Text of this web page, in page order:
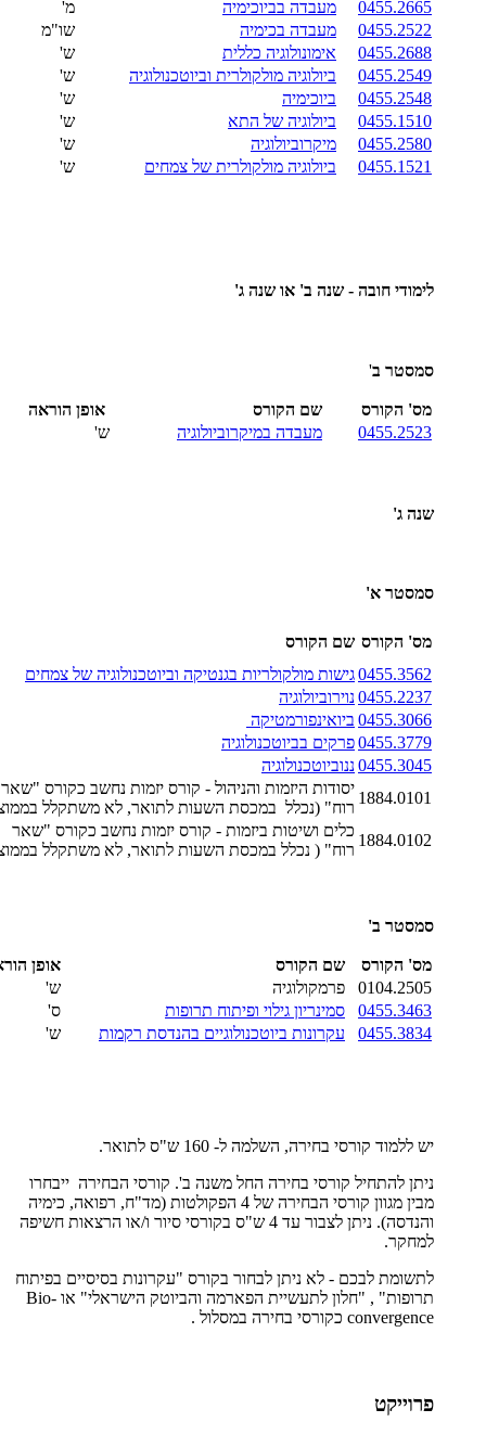
0455.2665 מעבדה בביוכימיה
מ'
0455.2522
מעבדה בכימיה
שו"מ
0455.2688
אימונולוגיה כללית
ש'
0455.2549
ביולוגיה מולקולרית וביוטכנולוגיה
ש'
0455.2548
ביוכימיה
ש'
0455.1510
ביולוגיה של התא
ש'
0455.2580
מיקרוביולוגיה
ש'
0455.1521
ביולוגיה מולקולרית של צמחים ש'
לימודי חובה - שנה ב' או שנה ג'
סמסטר ב'
מס' הקורס שם הקורס
אופן הוראה
0455.2523
מעבדה במיקרוביולוגיה ש'
שנה ג'
סמסטר א'
מס' הקורס שם הקורס
0455.3562גישות מולקולריות בגנטיקה וביוטכנולוגיה של צמחים
0455.2237נוירוביולוגיה
0455.3066 ביואינפורמטיקה
0455.3779פרקים בביוטכנולוגיה
0455.3045ננוביוטכנולוגיה
1884.0101
יסודות היזמות והניהול - קורס יזמות נחשב כקורס "שאר
רוח" (נכלל במכסת השעות לתואר, לא משתקלל
1884.0102
כלים ושיטות ביזמות - קורס יזמות נחשב כקורס "שאר
רוח" ( נכלל במכסת השעות לתואר, לא משתקלל
סמסטר ב'
מס' הקורס שם הקורס
אופן
0104.2505
פרמקולוגיה
ש'
0455.3463
סמינריון גילוי ופיתוח תרופות
ס'
0455.3834
עקרונות ביוטכנולוגיים בהנדסת רקמות ש'
יש ללמוד קורסי בחירה, השלמה ל- 160 ש"ס לתואר.
ניתן להתחיל קורסי בחירה החל משנה ב'. קורסי הבחירה ייבחרו
מבין מגוון קורסי הבחירה של 4 הפקולטות (מד"ח, רפואה, כימיה
והנדסה). ניתן לצבור עד 4 ש"ס בקורסי סיור ו/או הרצאות חשיפה
למחקר.
לתשומת לבכם - לא ניתן לבחור בקורס "עקרונות בסיסיים בפיתוח
תרופות" , "חלון לתעשיית הפארמה והביוטק הישראלי" או Bio-
convergence כקורסי בחירה במסלול .
פרוייקט